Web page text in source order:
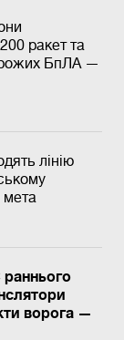
ракет та
БпЛА —
лінію
мета
ворога —